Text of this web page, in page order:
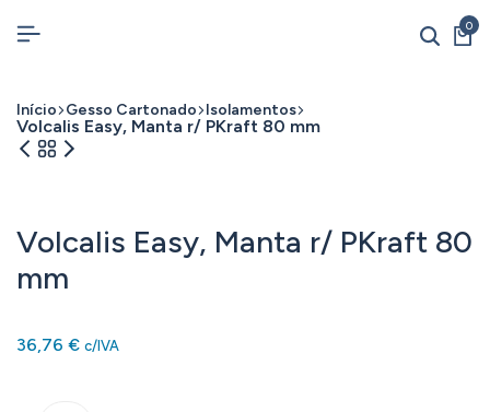
0
Início Gesso Cartonado Isolamentos
Volcalis Easy, Manta r/ PKraft 80 mm
Volcalis Easy, Manta r/ PKraft 80
mm
36,76 € c/IVA